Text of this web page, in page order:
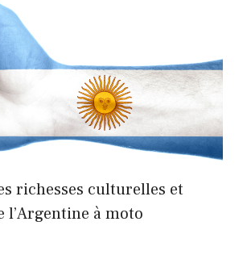
richesses culturelles et
l’Argentine à moto